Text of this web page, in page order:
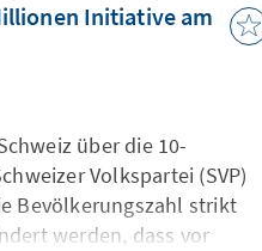
Initiative am
über die 10-
Volkspartei (SVP)
Bevölkerungszahl strikt
werden, dass vor